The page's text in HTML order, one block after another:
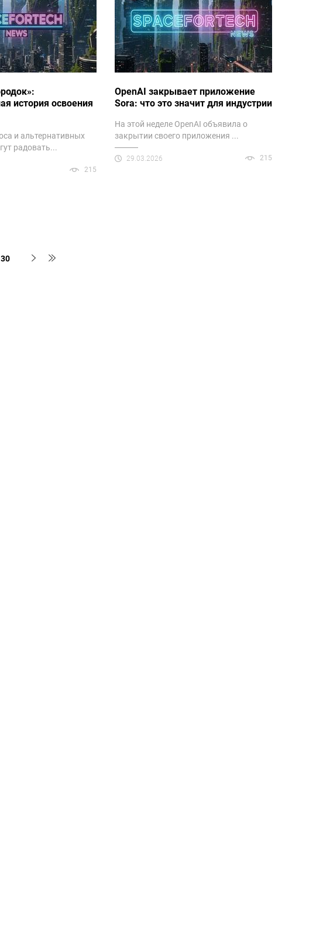
история освоения
и альтернативных
радовать...
215
OpenAI закрывает приложение
Sora: что это значит для индустрии
На этой неделе OpenAI объявила о
закрытии своего приложения ...
29.03.2026 215